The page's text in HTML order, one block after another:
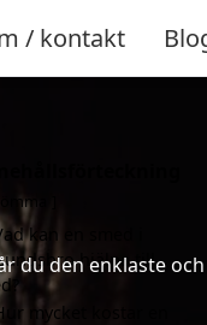
/ kontakt
du den enklaste
kan en smed i
hjälpa till
mycket kostar en